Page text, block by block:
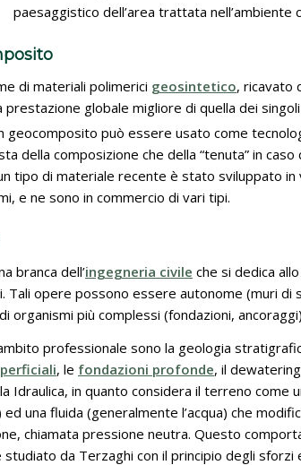
paesaggistico dell’area trattata nell’ambiente
di materiali polimerici geosintetico, ricavato
globale migliore di quella dei
geocomposito può essere usato come
della composizione che della “tenuta” in
tipo di materiale recente è stato sviluppato
e ne sono in commercio di vari tipi.
branca dell’ingegneria civile che si dedica
Tali opere possono essere autonome (muri
organismi più complessi (fondazioni,
professionale sono la geologia
, le fondazioni profonde, il
Idraulica, in quanto considera il terreno come
una fluida (generalmente l’acqua) che
chiamata pressione neutra. Questo
da Terzaghi con il principio degli sforzi